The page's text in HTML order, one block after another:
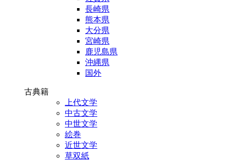
長崎県
熊本県
大分県
宮崎県
鹿児島県
沖縄県
国外
古典籍
上代文学
中古文学
中世文学
絵巻
近世文学
草双紙